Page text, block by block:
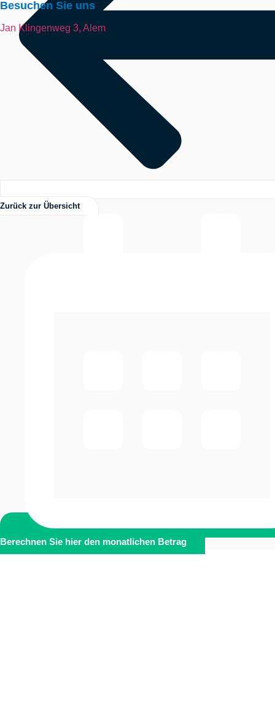
Besuchen Sie uns
Jan Klingenweg 3, Alem
Zurück zur Übersicht
Berechnen Sie hier den monatlichen Betrag